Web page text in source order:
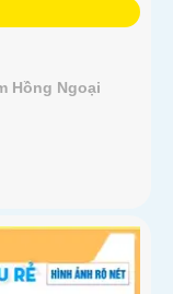
Hồng Ngoại